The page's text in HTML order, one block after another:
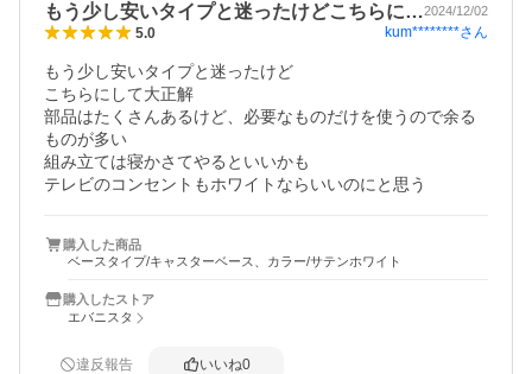
もう少し安いタイプと迷ったけどこちらに…2024/12/02
5.0 kum********さん
もう少し安いタイプと迷ったけど
こちらにして大正解
部品はたくさんあるけど、必要なものだけを使うので余る
ものが多い
組み立ては寝かさてやるといいかも
テレビのコンセントもホワイトならいいのにと思う
購入した商品
ベースタイプ/キャスターベース、カラー/サテンホワイト
購入したストア
エバニスタ
違反報告 いいね0